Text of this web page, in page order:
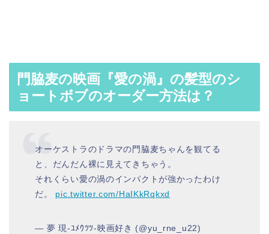
門脇麦の映画『愛の渦』の髪型のシ
ョートボブのオーダー方法は？
オーケストラのドラマの門脇麦ちゃんを観てる
と、だんだん裸に見えてきちゃう。
それくらい愛の渦のインパクトが強かったわけ
だ。 pic.twitter.com/HaIKkRqkxd
— 夢 現-ﾕﾒｳﾂﾂ-映画好き (@yu_rne_u22)